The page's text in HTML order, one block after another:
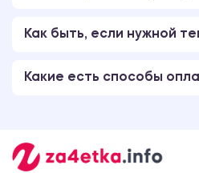
Как быть, если нужной
Какие есть способы